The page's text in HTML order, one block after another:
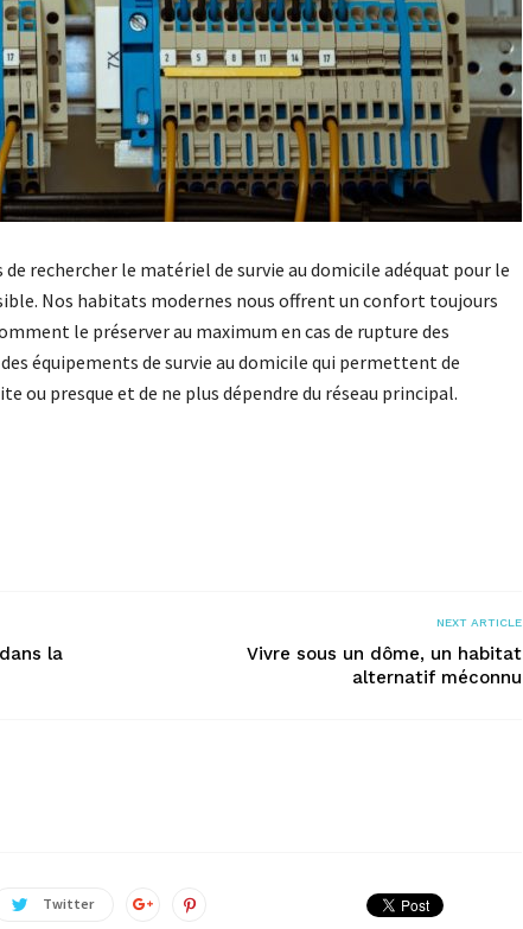
rechercher le matériel de survie au domicile adéquat pour le
Nos habitats modernes nous offrent un confort toujours
le préserver au maximum en cas de rupture des
équipements de survie au domicile qui permettent de
ou presque et de ne plus dépendre du réseau principal.
la
NEXT ARTICLE
Vivre sous un dôme, un habitat
alternatif méconnu
Twitter